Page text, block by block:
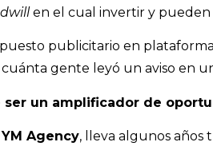
en el cual invertir y pueden
publicitario en
gente leyó un aviso en
ser un amplificador de
YM Agency, lleva algunos años